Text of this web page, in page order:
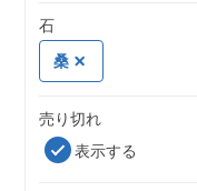
石
桑
売り切れ
表示する